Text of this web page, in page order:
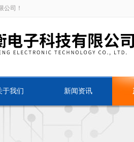
公司！
于我们 新闻资讯